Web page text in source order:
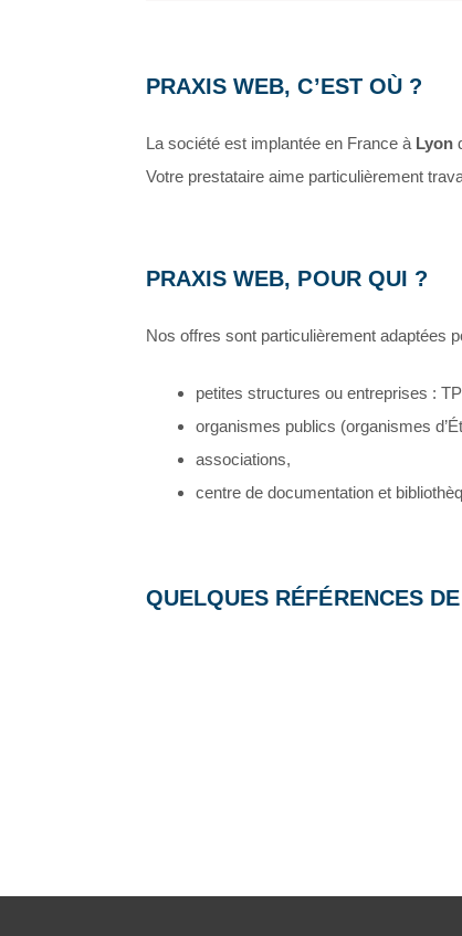
PRAXIS WEB, C’EST OÙ ?
La société est implantée en France à Lyon
Votre prestataire aime particulièrement
PRAXIS WEB, POUR QUI ?
Nos offres sont particulièrement adaptées
petites structures ou entreprises :
organismes publics (organismes
associations,
centre de documentation et
QUELQUES RÉFÉRENCES